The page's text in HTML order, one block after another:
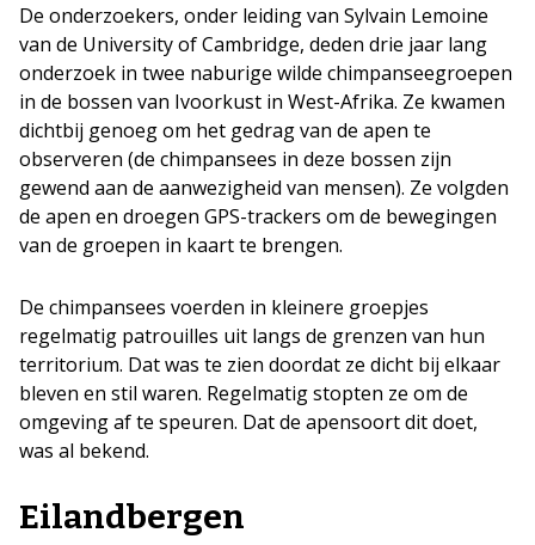
De onderzoekers, onder leiding van Sylvain Lemoine
van de University of Cambridge, deden drie jaar lang
onderzoek in twee naburige wilde chimpanseegroepen
in de bossen van Ivoorkust in West-Afrika. Ze kwamen
dichtbij genoeg om het gedrag van de apen te
observeren (de chimpansees in deze bossen zijn
gewend aan de aanwezigheid van mensen). Ze volgden
de apen en droegen GPS-trackers om de bewegingen
van de groepen in kaart te brengen.
De chimpansees voerden in kleinere groepjes
regelmatig patrouilles uit langs de grenzen van hun
territorium. Dat was te zien doordat ze dicht bij elkaar
bleven en stil waren. Regelmatig stopten ze om de
omgeving af te speuren. Dat de apensoort dit doet,
was al bekend.
Eilandbergen